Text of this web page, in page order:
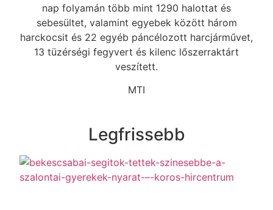
nap folyamán több mint 1290 halottat és
sebesültet, valamint egyebek között három
harckocsit és 22 egyéb páncélozott harcjárművet,
13 tüzérségi fegyvert és kilenc lőszerraktárt
veszített.
MTI
Legfrissebb